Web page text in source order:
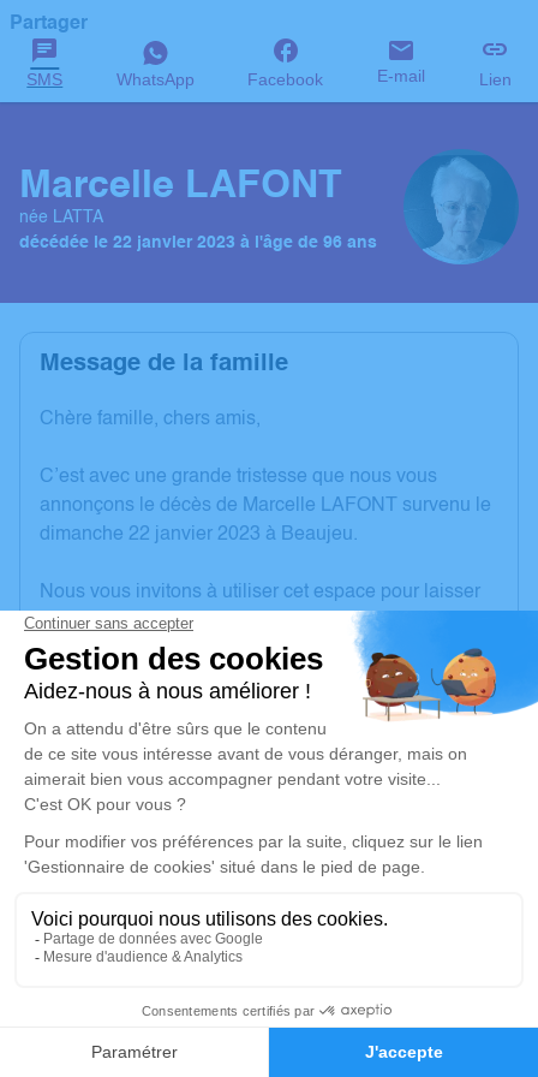
Faire-part Hommages
Partager
SMS WhatsApp Facebook E-mail Lien
Marcelle LAFONT
née LATTA
décédée le 22 janvier 2023 à l'âge de 96 ans
Message de la famille
Chère famille, chers amis,
C’est avec une grande tristesse que nous vous
annonçons le décès de Marcelle LAFONT survenu le
dimanche 22 janvier 2023 à Beaujeu.
Nous vous invitons à utiliser cet espace pour laisser
vos condoléances, partager des photos souvenirs,
une anecdote ou exprimer vos pensées à travers des
poèmes ou des textes. Cet endroit est un lieu
d'expression dédié à honorer la mémoire de Marcelle
LAFONT.
Un service de plantation d’arbre hommage est
disponible ici.
Je rends hommage
Cérémonie civile
Crématorium de Gleize
2740, Route de Montmelas
69400 Gleize